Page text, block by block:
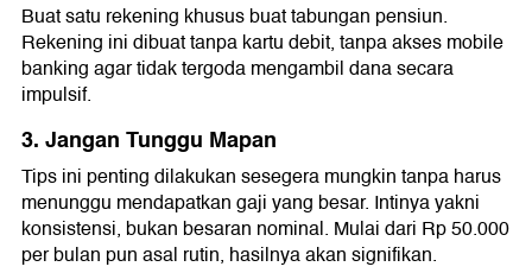
Buat satu rekening khusus buat tabungan pensiun.
Rekening ini dibuat tanpa kartu debit, tanpa akses mobile
banking agar tidak tergoda mengambil dana secara
impulsif.
3. Jangan Tunggu Mapan
Tips ini penting dilakukan sesegera mungkin tanpa harus
menunggu mendapatkan gaji yang besar. Intinya yakni
konsistensi, bukan besaran nominal. Mulai dari Rp 50.000
per bulan pun asal rutin, hasilnya akan signifikan.